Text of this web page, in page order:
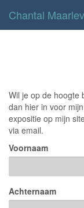
Chantal
Wil je op de hoogte
dan hier in voor
expositie op mijn
via email.
Voornaam
Achternaam